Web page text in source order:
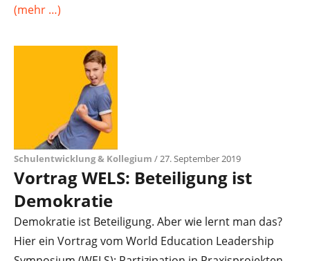
(mehr …)
Schulentwicklung & Kollegium / 27. September 2019
Vortrag WELS: Beteiligung ist
Demokratie
Demokratie ist Beteiligung. Aber wie lernt man das?
Hier ein Vortrag vom World Education Leadership